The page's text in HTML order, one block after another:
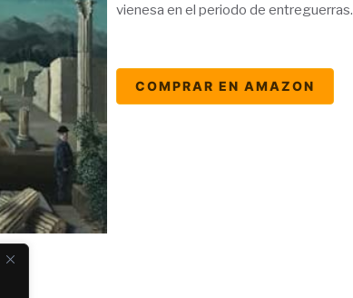
vienesa en el periodo de entreguerras.
COMPRAR EN AMAZON